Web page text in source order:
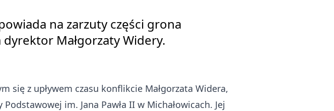
na zarzuty części grona
Małgorzaty Widery.
się z upływem czasu konflikcie Małgorzata Widera,
im. Jana Pawła II w Michałowicach. Jej